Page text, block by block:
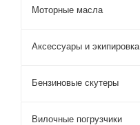
Моторные масла
Аксессуары и экипировка
Бензиновые скутеры
Вилочные погрузчики